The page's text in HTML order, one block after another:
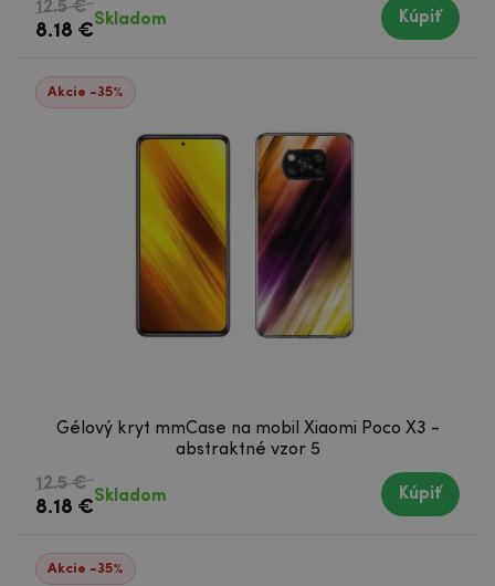
12.5 €
8.18 €
Skladom Kúpiť
Akcie -35%
Gélový kryt mmCase na mobil Xiaomi Poco X3 -
abstraktné vzor 5
12.5 €
8.18 €
Skladom Kúpiť
Akcie -35%